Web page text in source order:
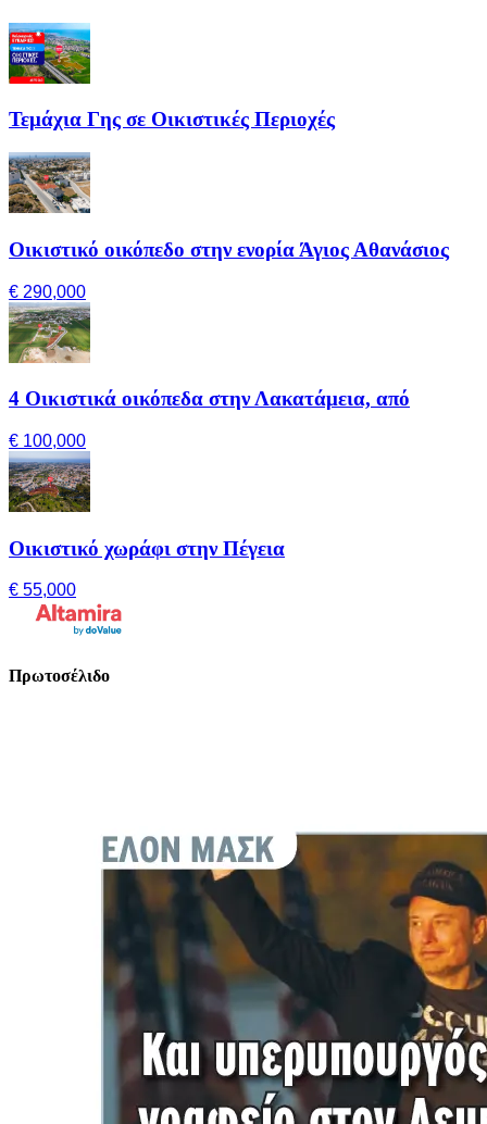
Τεμάχια Γης σε Οικιστικές Περιοχές
Οικιστικό οικόπεδο στην ενορία Άγιος Αθανάσιος
€ 290,000
4 Οικιστικά οικόπεδα στην Λακατάμεια, από
€ 100,000
Οικιστικό χωράφι στην Πέγεια
€ 55,000
Πρωτοσέλιδο